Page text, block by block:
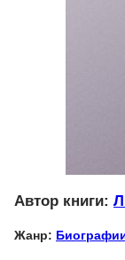
Автор книги:
Жанр: